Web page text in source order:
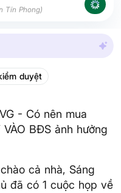
Tín Phong)
duyệt
- Có nên mua
VÀO BĐS ảnh hưởng
cả nhà, Sáng
đã có 1 cuộc họp về